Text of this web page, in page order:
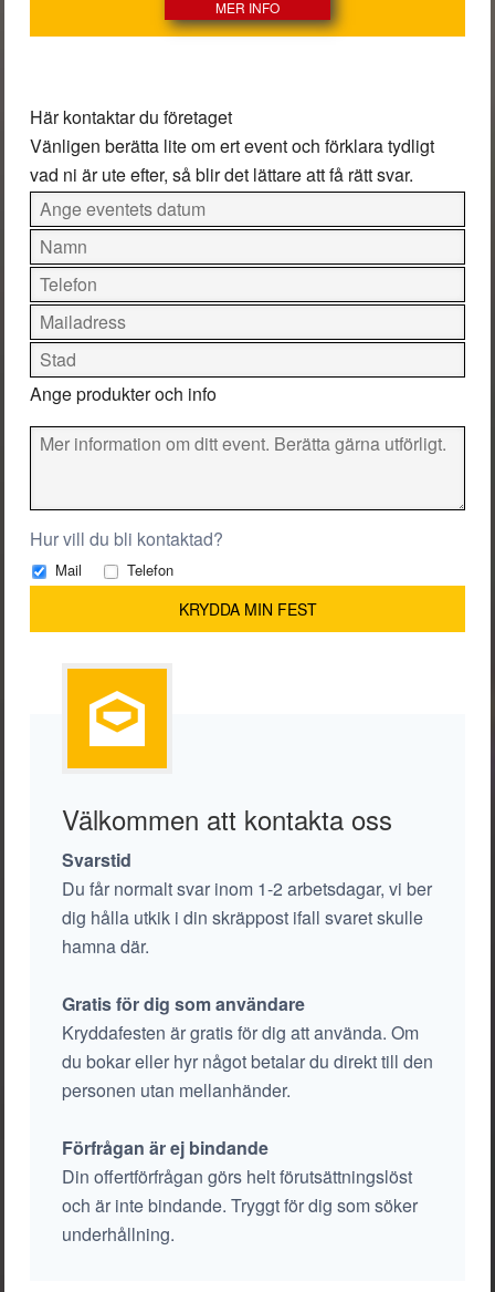
MER INFO
Här kontaktar du företaget
Vänligen berätta lite om ert event och förklara tydligt
vad ni är ute efter, så blir det lättare att få rätt svar.
Ange produkter och info
Hur vill du bli kontaktad?
Mail Telefon
Välkommen att kontakta oss
Svarstid
Du får normalt svar inom 1-2 arbetsdagar, vi ber
dig hålla utkik i din skräppost ifall svaret skulle
hamna där.
Gratis för dig som användare
Kryddafesten är gratis för dig att använda. Om
du bokar eller hyr något betalar du direkt till den
personen utan mellanhänder.
Förfrågan är ej bindande
Din offertförfrågan görs helt förutsättningslöst
och är inte bindande. Tryggt för dig som söker
underhållning.